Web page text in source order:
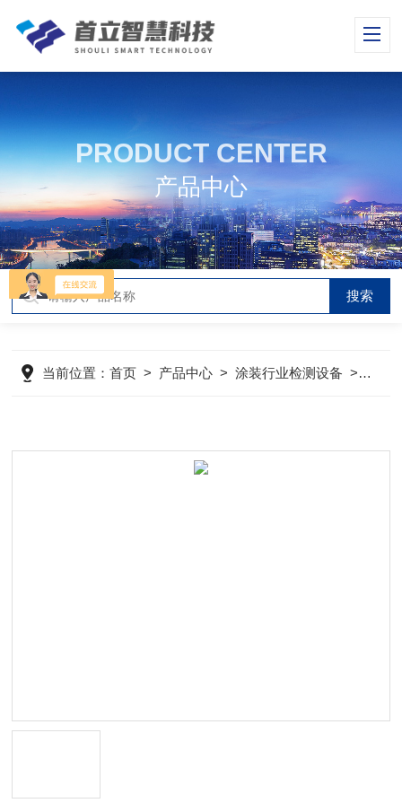
PRODUCT CENTER
产品中心
当前位置：首页 > 产品中心 >涂装行业检测设备 > 原漆